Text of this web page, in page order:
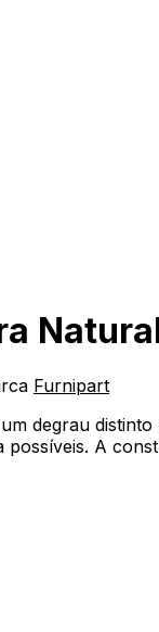
Furnipart
degrau
A